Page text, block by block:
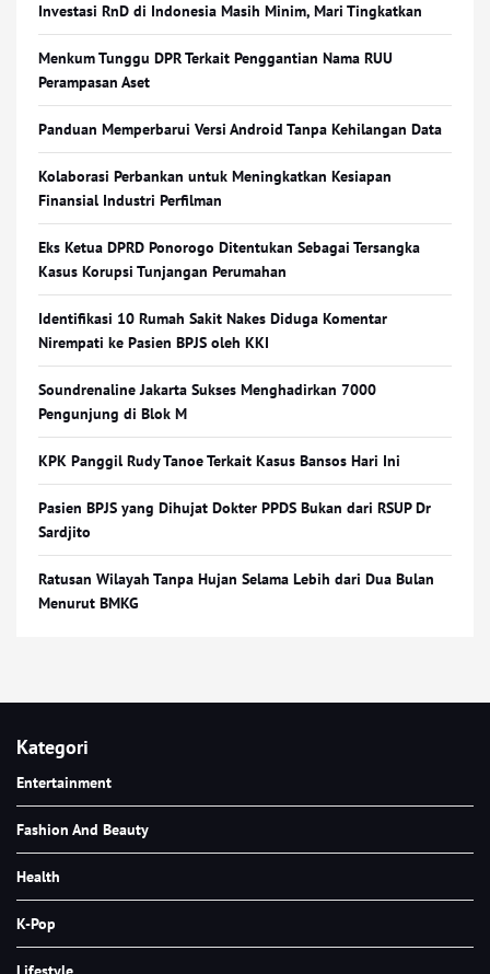
Investasi RnD di Indonesia Masih Minim, Mari Tingkatkan
Menkum Tunggu DPR Terkait Penggantian Nama RUU
Perampasan Aset
Panduan Memperbarui Versi Android Tanpa Kehilangan Data
Kolaborasi Perbankan untuk Meningkatkan Kesiapan
Finansial Industri Perfilman
Eks Ketua DPRD Ponorogo Ditentukan Sebagai Tersangka
Kasus Korupsi Tunjangan Perumahan
Identifikasi 10 Rumah Sakit Nakes Diduga Komentar
Nirempati ke Pasien BPJS oleh KKI
Soundrenaline Jakarta Sukses Menghadirkan 7000
Pengunjung di Blok M
KPK Panggil Rudy Tanoe Terkait Kasus Bansos Hari Ini
Pasien BPJS yang Dihujat Dokter PPDS Bukan dari RSUP Dr
Sardjito
Ratusan Wilayah Tanpa Hujan Selama Lebih dari Dua Bulan
Menurut BMKG
Kategori
Entertainment
Fashion And Beauty
Health
K-Pop